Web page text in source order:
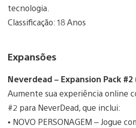
tecnologia.
Classificação: 18 Anos
Expansões
Neverdead – Expansion Pack #2
Aumente sua experiência online
#2 para NeverDead, que inclui:
• NOVO PERSONAGEM – Jogue